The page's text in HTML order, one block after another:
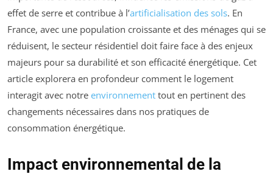
effet de serre et contribue à l’artificialisation des sols. En
France, avec une population croissante et des ménages qui se
réduisent, le secteur résidentiel doit faire face à des enjeux
majeurs pour sa durabilité et son efficacité énergétique. Cet
article explorera en profondeur comment le logement
interagit avec notre environnement tout en pertinent des
changements nécessaires dans nos pratiques de
consommation énergétique.
Impact environnemental de la